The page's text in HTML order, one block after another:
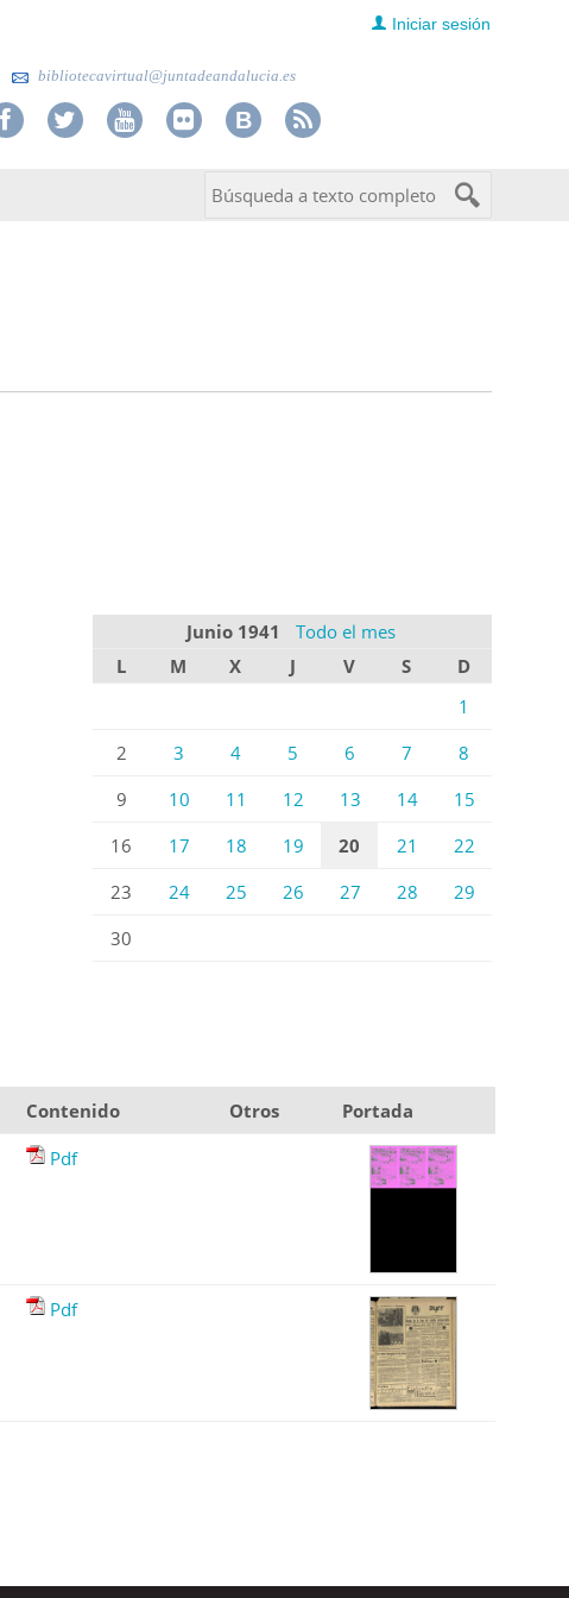
Iniciar sesión
bibliotecavirtual@juntadeandalucia.es
Junio 1941
Todo el mes
L
M X J V S
D
1
2
3 4 5 6 7
8
9
10 11 12 13 14
15
16
17 18 19 20 21
22
23
24 25 26 27 28
29
30
Contenido Otros
Portada
Pdf
Pdf